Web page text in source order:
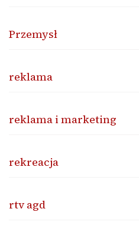
Przemysł
reklama
reklama i marketing
rekreacja
rtv agd